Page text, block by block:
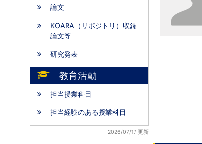
論文
KOARA（リポジトリ）収録
論文等
研究発表
教育活動
担当授業科目
担当経験のある授業科目
2026/07/17 更新